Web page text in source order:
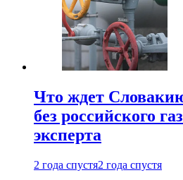
Что ждет
без российского
эксперта
2 года спустя2 года спустя